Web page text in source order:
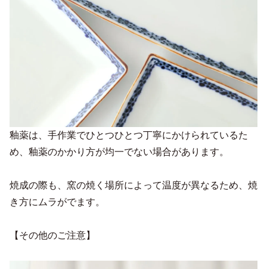
釉薬は、手作業でひとつひとつ丁寧にかけられているた
め、釉薬のかかり方が均一でない場合があります。
焼成の際も、窯の焼く場所によって温度が異なるため、焼
き方にムラがでます。
【その他のご注意】